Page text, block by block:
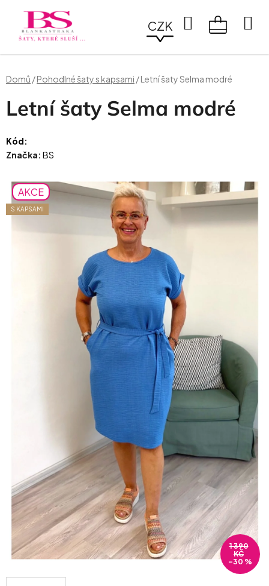
obsah
CZK
Hledat
Domů /Pohodlné šaty s kapsami /Letní šaty Selma modré
Letní šaty Selma modré
Kód:
Značka: BS
AKCE
S KAPSAMI
1 390
KČ
–30 %